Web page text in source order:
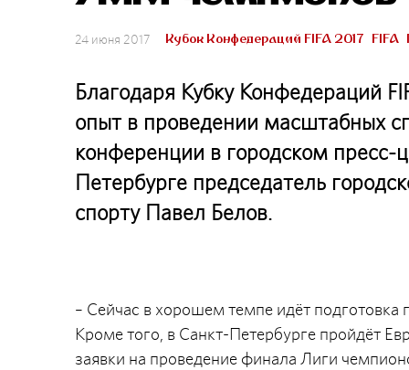
24 июня 2017 Кубок Конфедераций FIFA 2017 FIFA
Благодаря Кубку Конфедераций
опыт в проведении масштабных
конференции в городском
Петербурге председатель
спорту Павел Белов.
– Сейчас в хорошем темпе идёт
Кроме того, в Санкт-Петербурге пройдёт
заявки на проведение финала Лиги